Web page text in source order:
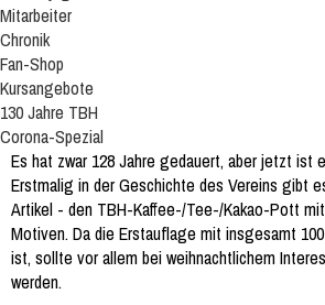
Mitarbeiter
Chronik
Fan-Shop
Kursangebote
130 Jahre TBH
Corona-Spezial
Es hat zwar 128 Jahre gedauert, aber jetzt ist
Erstmalig in der Geschichte des Vereins gibt
Artikel - den TBH-Kaffee-/Tee-/Kakao-Pott
Motiven. Da die Erstauflage mit insgesamt
ist, sollte vor allem bei weihnachtlichem
werden.